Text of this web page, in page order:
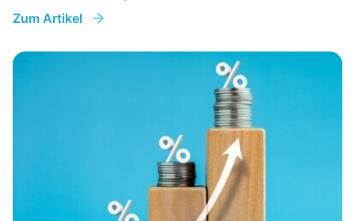
Zum Artikel